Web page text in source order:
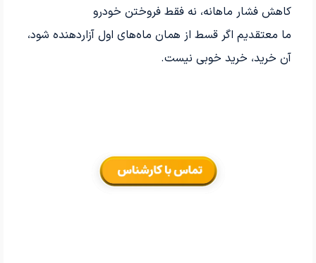
کاهش فشار ماهانه، نه فقط فروختن خودرو
ما معتقدیم اگر قسط از همان ماه‌های اول آزاردهنده شود،
آن خرید، خرید خوبی نیست.